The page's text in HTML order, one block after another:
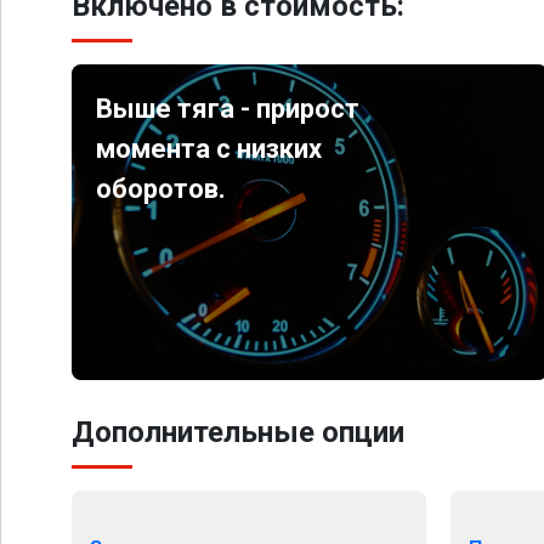
Выше тяга - прирост
момента с низких
оборотов.
Дополнительные опции